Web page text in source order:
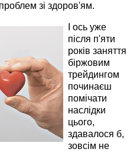
зі здоров'ям.
І ось уже
після п'яти
років заняття
біржовим
трейдингом
починаєш
помічати
наслідки
цього,
здавалося б,
зовсім не